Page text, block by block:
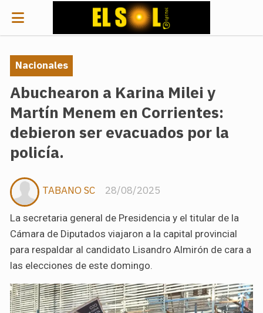
Abuchearon a Karina Milei y
Martín Menem en Corrientes:
debieron ser evacuados por la
policía.
La secretaria general de Presidencia y el titular de la
Cámara de Diputados viajaron a la capital provincial
para respaldar al candidato Lisandro Almirón de cara a
las elecciones de este domingo.
Nacionales
28/08/2025
TABANO SC